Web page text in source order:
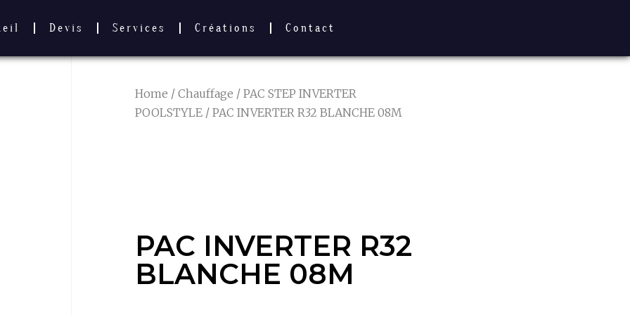
Devis Services Créations Contact
Home / Chauffage / PAC STEP INVERTER
POOLSTYLE / PAC INVERTER R32 BLANCHE 08M
PAC INVERTER R32
BLANCHE 08M